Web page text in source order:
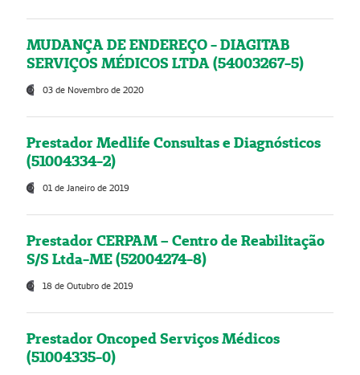
MUDANÇA DE ENDEREÇO - DIAGITAB
SERVIÇOS MÉDICOS LTDA (54003267-5)
03 de Novembro de 2020
Prestador Medlife Consultas e Diagnósticos
(51004334-2)
01 de Janeiro de 2019
Prestador CERPAM – Centro de Reabilitação
S/S Ltda-ME (52004274-8)
18 de Outubro de 2019
Prestador Oncoped Serviços Médicos
(51004335-0)